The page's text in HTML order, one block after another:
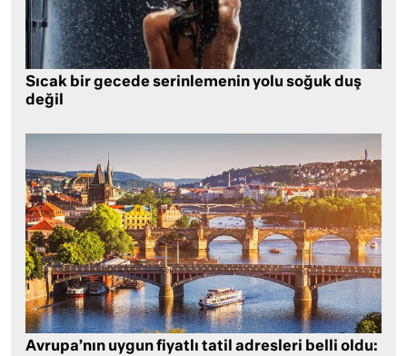
Sıcak bir gecede serinlemenin yolu soğuk duş
değil
Avrupa’nın uygun fiyatlı tatil adresleri belli oldu: